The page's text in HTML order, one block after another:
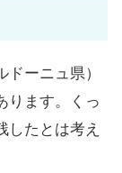
ーニュ県）
ります。くっ
したとは考え